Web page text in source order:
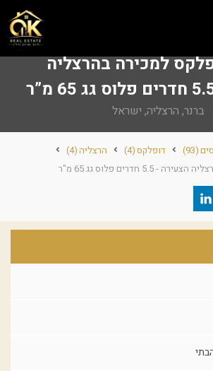
למכירה בהרצליה
ברנר, הרצליה, ישראל
(93) דופלקס(4) הרצליה(4)
חדרים פלוס גג 65 מ"ר